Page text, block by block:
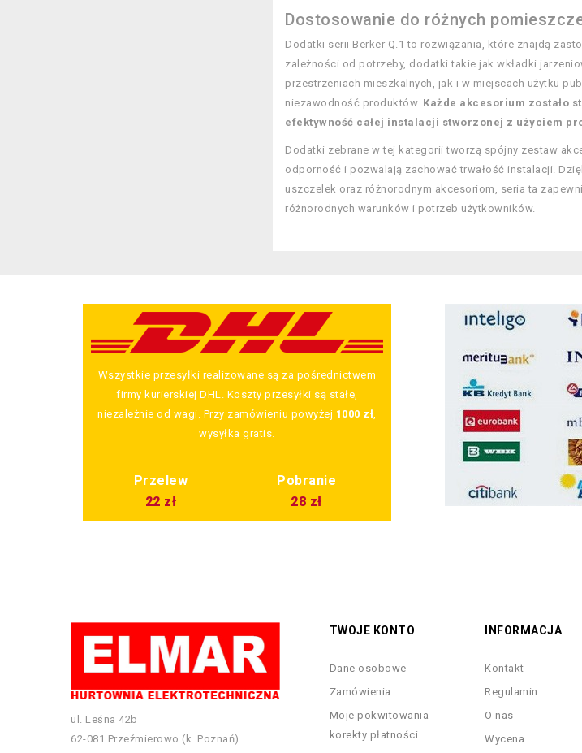
Dostosowanie do różnych
Dodatki serii Berker Q.1 to rozwiązania, które znajdą
zależności od potrzeby, dodatki takie jak wkładki
przestrzeniach mieszkalnych, jak i w miejscach użytku
niezawodność produktów. Każde akcesorium zostało
efektywność całej instalacji stworzonej z użyciem
Dodatki zebrane w tej kategorii tworzą spójny zestaw
odporność i pozwalają zachować trwałość instalacji.
uszczelek oraz różnorodnym akcesoriom, seria ta
różnorodnych warunków i potrzeb użytkowników.
Wszystkie przesyłki realizowane są za pośrednictwem
firmy kurierskiej DHL. Koszty przesyłki są stałe,
niezależnie od wagi. Przy zamówieniu powyżej 1000 zł,
wysyłka gratis.
Przelew
Pobranie
22 zł
28 zł
ul. Leśna 42b
62-081 Przeźmierowo (k. Poznań)
TWOJE KONTO
Dane osobowe
Zamówienia
Moje pokwitowania -
korekty płatności
INFORMACJA
Kontakt
Regulamin
O nas
Wycena